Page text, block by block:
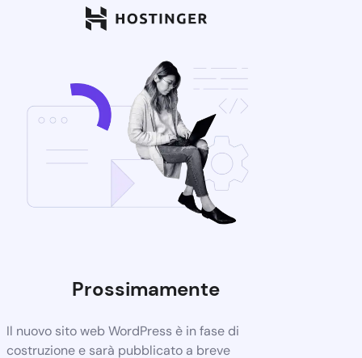
Prossimamente
Il nuovo sito web WordPress è in fase di
costruzione e sarà pubblicato a breve